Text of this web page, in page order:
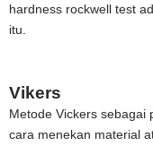
hardness rockwell test
itu.
Vikers
Metode Vickers sebagai
cara menekan material